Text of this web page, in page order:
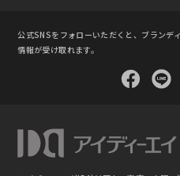
公式SNSをフォローいただくと、ブランデ
情報が受け取れます。